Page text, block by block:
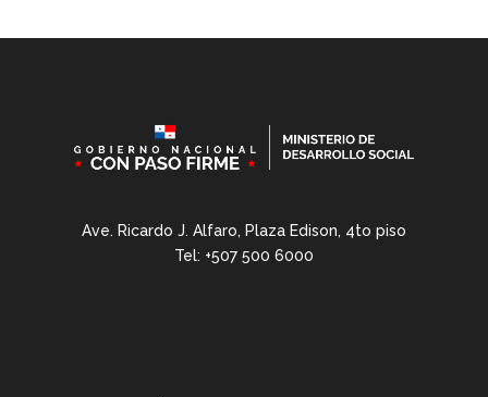
Ave. Ricardo J. Alfaro, Plaza Edison, 4to piso
Tel: +507 500 6000